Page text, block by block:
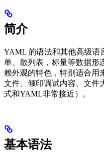
简介
YAML 的语法和其他高级语
单、散列表，标量等数据形
赖外观的特色，特别适合用
文件、倾印调试内容、文件
式和YAML非常接近）。
基本语法